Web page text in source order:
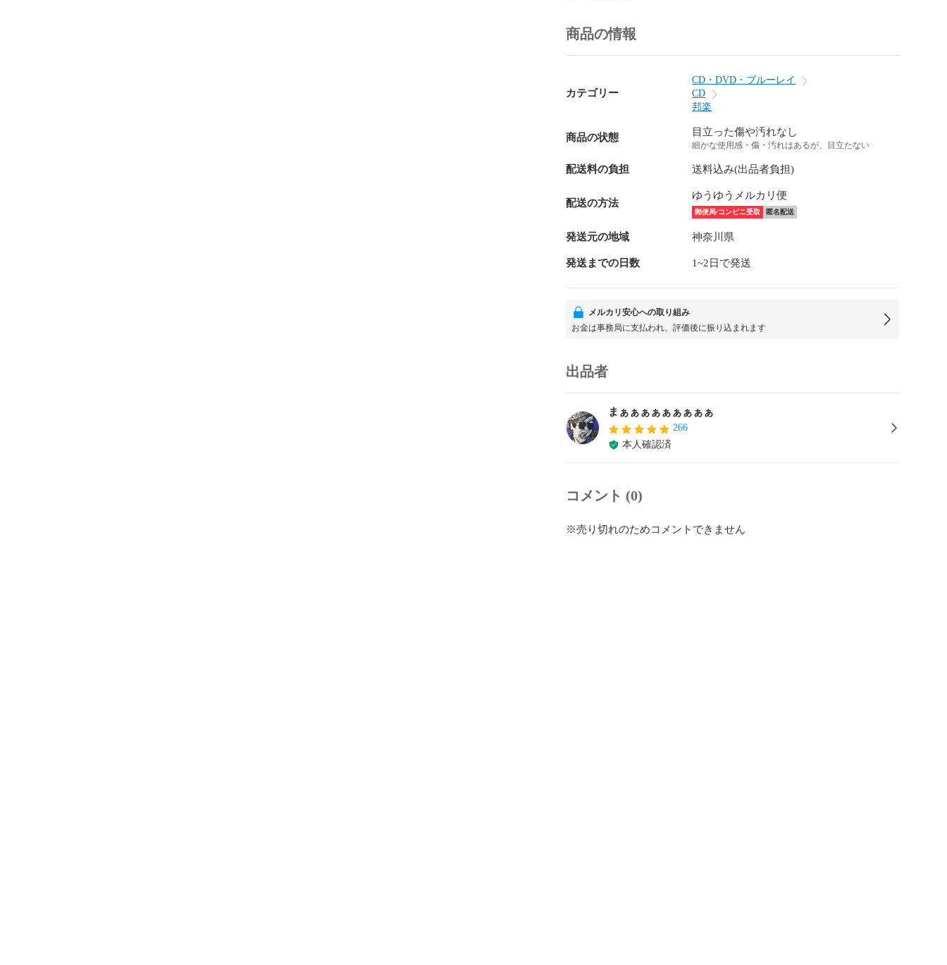
商品の情報
カテゴリー
CD・DVD・ブルーレイ
CD
邦楽
商品の状態 目立った傷や汚れなし
細かな使用感・傷・汚れはあるが、目立たない
配送料の負担 送料込み(出品者負担)
配送の方法
ゆうゆうメルカリ便
郵便局/コンビニ受取 匿名配送
発送元の地域 神奈川県
発送までの日数 1~2日で発送
メルカリ安心への取り組み
お金は事務局に支払われ、評価後に振り込まれます
出品者
まぁぁぁぁぁぁぁぁぁ
266
本人確認済
コメント (0)
※売り切れのためコメントできません